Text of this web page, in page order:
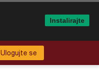
Ulogujte se
Instalirajte